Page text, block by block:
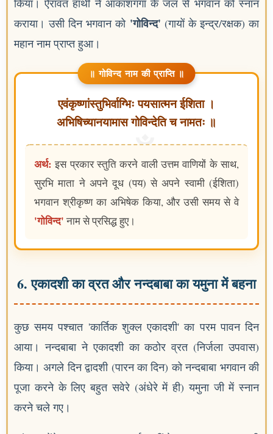
किया। ऐरावत हाथी ने आकाशगंगा के जल से भगवान को स्नान
कराया। उसी दिन भगवान को 'गोविन्द' (गायों के इन्द्र/रक्षक) का
महान नाम प्राप्त हुआ।
॥ गोविन्द नाम की प्राप्ति ॥
एवंकृष्णांस्तुभिर्वाग्भिः पयसात्मन ईशिता ।
अभिषिच्यानयामास गोविन्देति च नामतः ॥
अर्थ: इस प्रकार स्तुति करने वाली उत्तम वाणियों के साथ,
सुरभि माता ने अपने दूध (पय) से अपने स्वामी (ईशिता)
भगवान श्रीकृष्ण का अभिषेक किया, और उसी समय से वे
'गोविन्द'नाम से प्रसिद्ध हुए।
6. एकादशी का व्रत और नन्दबाबा का यमुना में बहना
कुछ समय पश्चात 'कार्तिक शुक्ल एकादशी' का परम पावन दिन
आया। नन्दबाबा ने एकादशी का कठोर व्रत (निर्जला उपवास)
किया। अगले दिन द्वादशी (पारन का दिन) को नन्दबाबा भगवान की
पूजा करने के लिए बहुत सवेरे (अंधेरे में ही) यमुना जी में स्नान
करने चले गए।